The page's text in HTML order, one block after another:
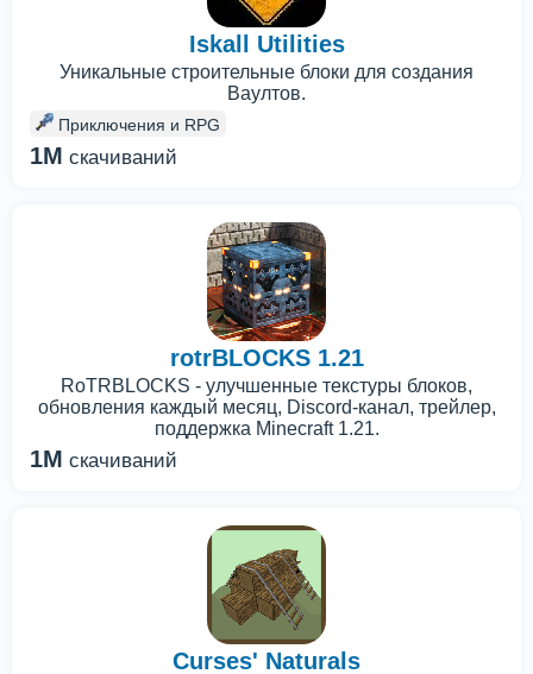
Iskall Utilities
Уникальные строительные блоки для создания
Ваултов.
Приключения и RPG
1M скачиваний
rotrBLOCKS 1.21
RoTRBLOCKS - улучшенные текстуры блоков,
обновления каждый месяц, Discord-канал, трейлер,
поддержка Minecraft 1.21.
1M скачиваний
Curses' Naturals